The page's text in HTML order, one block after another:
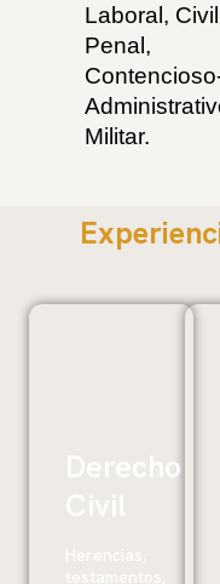
Laboral,
Penal,
Militar.
Derecho
Civil
Herencias,
testamentos,